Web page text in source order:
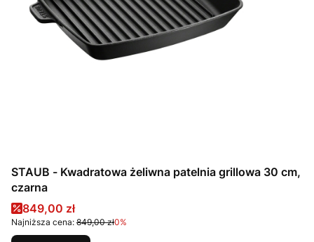
STAUB - Kwadratowa żeliwna patelnia grillowa 30 cm,
czarna
Cena promocyjna
849,00 zł
Najniższa cena: 849,00 zł0%